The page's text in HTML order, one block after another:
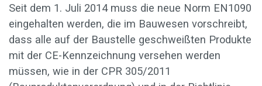
Seit dem 1. Juli 2014 muss die neue Norm EN1090
eingehalten werden, die im Bauwesen vorschreibt,
dass alle auf der Baustelle geschweißten Produkte
mit der CE-Kennzeichnung versehen werden
müssen, wie in der CPR 305/2011